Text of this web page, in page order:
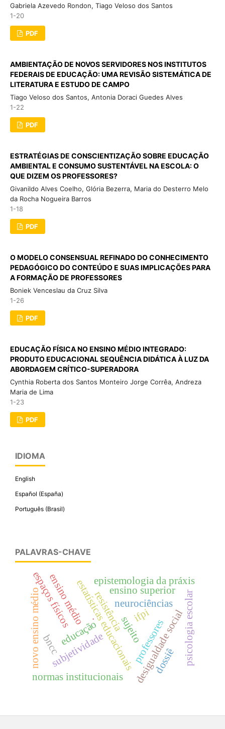
Gabriela Azevedo Rondon, Tiago Veloso dos Santos
1-20
PDF
AMBIENTAÇÃO DE NOVOS SERVIDORES NOS INSTITUTOS
FEDERAIS DE EDUCAÇÃO: UMA REVISÃO SISTEMÁTICA DE
LITERATURA E ESTUDO DE CAMPO
Tiago Veloso dos Santos, Antonia Doraci Guedes Alves
1-22
PDF
ESTRATÉGIAS DE CONSCIENTIZAÇÃO SOBRE EDUCAÇÃO
AMBIENTAL E CONSUMO SUSTENTÁVEL NA ESCOLA: O
QUE DIZEM OS PROFESSORES?
Givanildo Alves Coelho, Glória Bezerra, Maria do Desterro Melo
da Rocha Nogueira Barros
1-18
PDF
O MODELO CONSENSUAL REFINADO DO CONHECIMENTO
PEDAGÓGICO DO CONTEÚDO E SUAS IMPLICAÇÕES PARA
A FORMAÇÃO DE PROFESSORES
Boniek Venceslau da Cruz Silva
1-26
PDF
EDUCAÇÃO FÍSICA NO ENSINO MÉDIO INTEGRADO:
PRODUTO EDUCACIONAL SEQUÊNCIA DIDÁTICA À LUZ DA
ABORDAGEM CRÍTICO-SUPERADORA
Cynthia Roberta dos Santos Monteiro Jorge Corrêa, Andreza
Maria de Lima
1-23
PDF
IDIOMA
English
Español (España)
Português (Brasil)
PALAVRAS-CHAVE
educação
estatísticas educacionais
subjetividade
resistência
normas institucionais
sujeito
.
professores
epistemologia da práxis
desigualdade socialpsicologia escolar
bncc
ensino médio neurociências
novo ensino médio ensino superior
espaços físicos
dossiê
ifpi